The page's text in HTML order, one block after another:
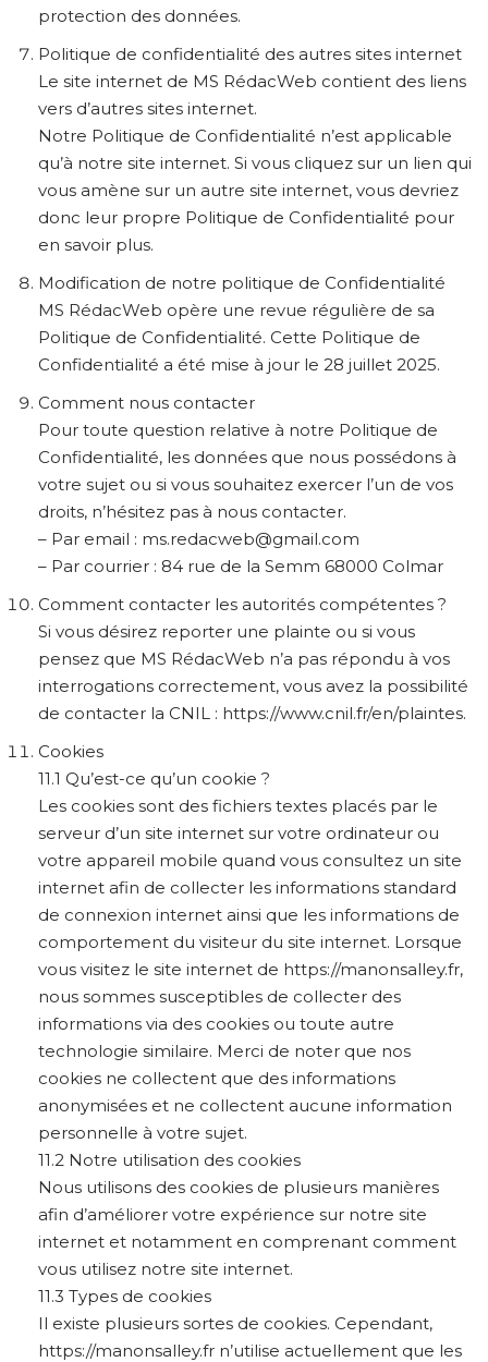
protection des données.
Politique de confidentialité des autres sites internet
Le site internet de MS RédacWeb contient des liens
vers d’autres sites internet.
Notre Politique de Confidentialité n’est applicable
qu’à notre site internet. Si vous cliquez sur un lien qui
vous amène sur un autre site internet, vous devriez
donc leur propre Politique de Confidentialité pour
en savoir plus.
Modification de notre politique de Confidentialité
MS RédacWeb opère une revue régulière de sa
Politique de Confidentialité. Cette Politique de
Confidentialité a été mise à jour le 28 juillet 2025.
Comment nous contacter
Pour toute question relative à notre Politique de
Confidentialité, les données que nous possédons à
votre sujet ou si vous souhaitez exercer l’un de vos
droits, n’hésitez pas à nous contacter.
– Par email : ms.redacweb@gmail.com
– Par courrier : 84 rue de la Semm 68000 Colmar
Comment contacter les autorités compétentes ?
Si vous désirez reporter une plainte ou si vous
pensez que MS RédacWeb n’a pas répondu à vos
interrogations correctement, vous avez la possibilité
de contacter la CNIL : https://www.cnil.fr/en/plaintes.
Cookies
11.1 Qu’est-ce qu’un cookie ?
Les cookies sont des fichiers textes placés par le
serveur d’un site internet sur votre ordinateur ou
votre appareil mobile quand vous consultez un site
internet afin de collecter les informations standard
de connexion internet ainsi que les informations de
comportement du visiteur du site internet. Lorsque
vous visitez le site internet de https://manonsalley.fr,
nous sommes susceptibles de collecter des
informations via des cookies ou toute autre
technologie similaire. Merci de noter que nos
cookies ne collectent que des informations
anonymisées et ne collectent aucune information
personnelle à votre sujet.
11.2 Notre utilisation des cookies
Nous utilisons des cookies de plusieurs manières
afin d’améliorer votre expérience sur notre site
internet et notamment en comprenant comment
vous utilisez notre site internet.
11.3 Types de cookies
Il existe plusieurs sortes de cookies. Cependant,
https://manonsalley.fr n’utilise actuellement que les